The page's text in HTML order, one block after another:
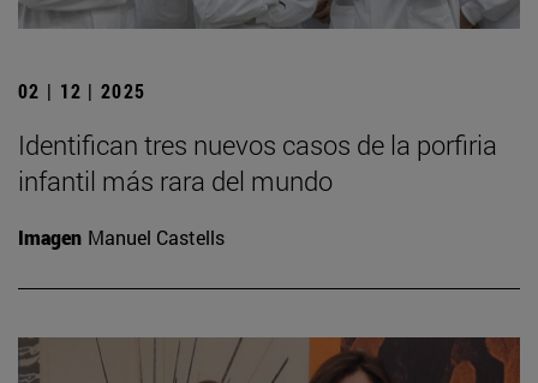
02 | 12 | 2025
Identifican tres nuevos casos de la porfiria
infantil más rara del mundo
Imagen Manuel Castells